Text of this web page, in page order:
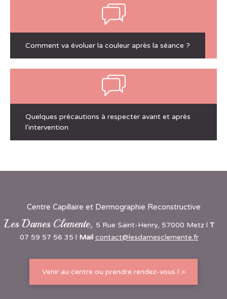
Comment va évoluer la couleur après la séance ?
Quelques précautions à respecter avant et après
l'intervention
Centre Capillaire et Dermographie Reconstructive
Les Dames Clemente, 5 Rue Saint-Henry, 57000 Metz l T
07 59 57 56 35 l Mail contact@lesdamesclemente.fr
Venir au centre ou prendre rendez-vous l >